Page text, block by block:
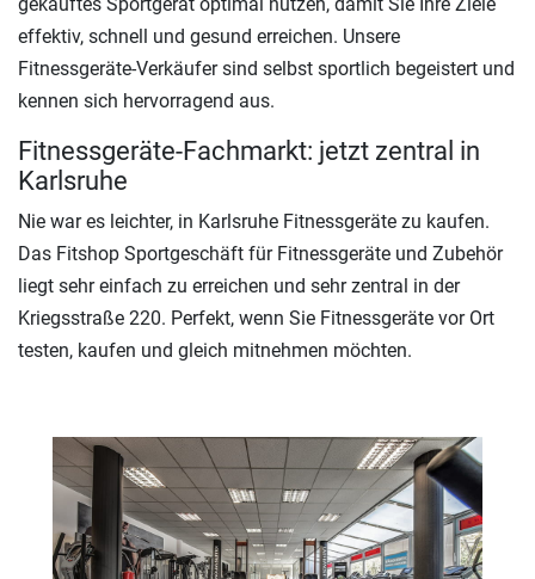
effektiv, schnell und gesund erreichen. Unsere
Fitnessgeräte-Verkäufer sind selbst sportlich begeistert und
kennen sich hervorragend aus.
Fitnessgeräte-Fachmarkt: jetzt zentral in
Karlsruhe
Nie war es leichter, in Karlsruhe Fitnessgeräte zu kaufen.
Das Fitshop Sportgeschäft für Fitnessgeräte und Zubehör
liegt sehr einfach zu erreichen und sehr zentral in der
Kriegsstraße 220. Perfekt, wenn Sie Fitnessgeräte vor Ort
testen, kaufen und gleich mitnehmen möchten.